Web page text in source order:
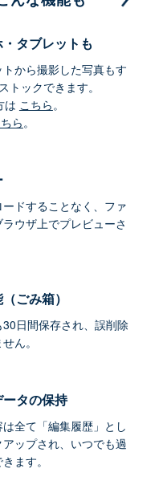
タブレットも
から撮影した写真もす
トックできます。
は こちら。
ら。
ドすることなく、ファ
ウザ上でプレビューさ
ごみ箱）
日間保存され、誤削除
ん。
タの保持
全て「編集履歴」とし
ップされ、いつでも過
ます。